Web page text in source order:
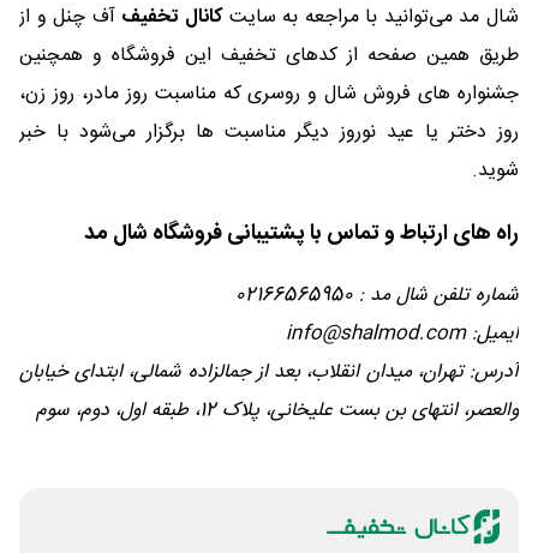
شال مد می‌توانید با مراجعه به سایتکانال تخفیف آف چنل و از
طریق همین صفحه از کدهای تخفیف این فروشگاه و همچنین
جشنواره های فروش شال و روسری که مناسبت روز مادر، روز زن،
روز دختر یا عید نوروز دیگر مناسبت ها برگزار می‌شود با خبر
شوید.
راه های ارتباط و تماس با پشتیبانی فروشگاه شال مد
شماره تلفن شال مد : 02166565950
ایمیل: info@shalmod.com
آدرس: تهران، میدان انقلاب، بعد از جمالزاده شمالی، ابتدای خیابان
والعصر، انتهای بن بست علیخانی، پلاک 12، طبقه اول، دوم، سوم